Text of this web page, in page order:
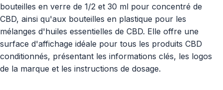
bouteilles en verre de 1/2 et 30 ml pour concentré de
CBD, ainsi qu'aux bouteilles en plastique pour les
mélanges d'huiles essentielles de CBD. Elle offre une
surface d'affichage idéale pour tous les produits CBD
conditionnés, présentant les informations clés, les logos
de la marque et les instructions de dosage.